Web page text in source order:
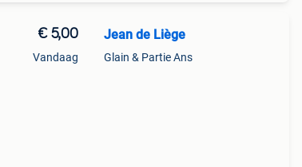
€ 5,00
Vandaag
Jean de Liège
Glain & Partie Ans